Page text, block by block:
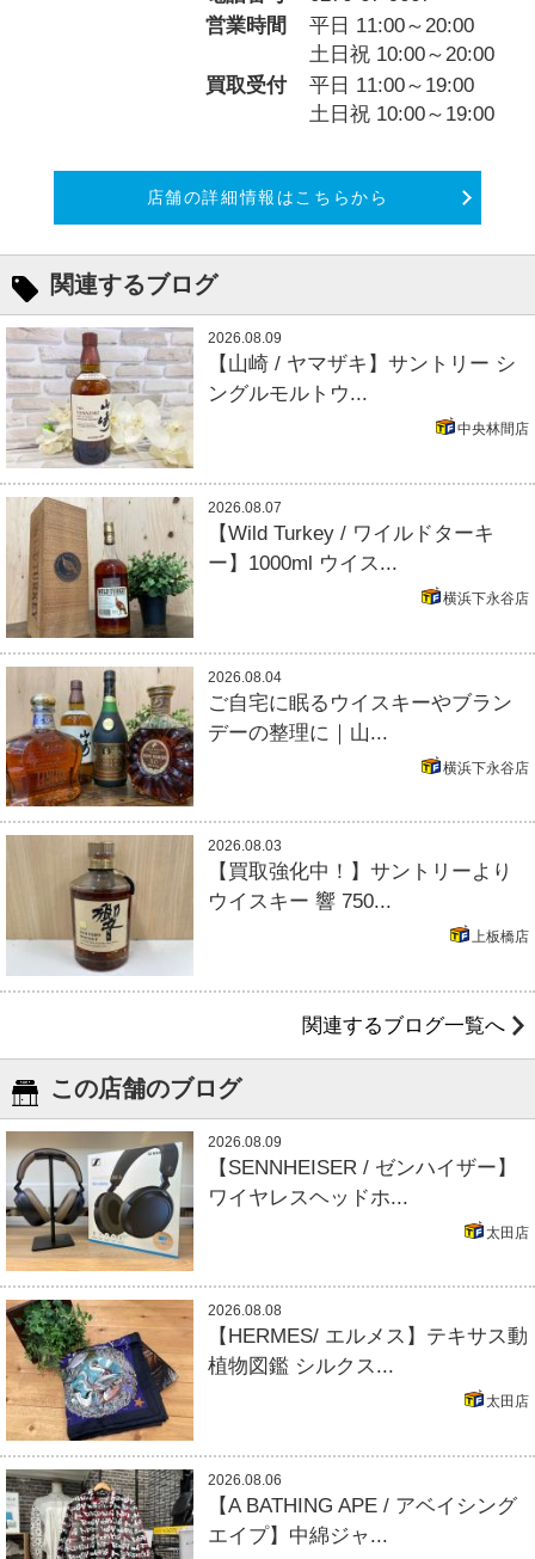
営業時間
平日 11:00～20:00
土日祝 10:00～20:00
買取受付
平日 11:00～19:00
土日祝 10:00～19:00
店舗の詳細情報はこちらから
関連するブログ
2026.08.09
【山崎 / ヤマザキ】サントリー シ
ングルモルトウ...
中央林間店
2026.08.07
【Wild Turkey / ワイルドターキ
ー】1000ml ウイス...
横浜下永谷店
2026.08.04
ご自宅に眠るウイスキーやブラン
デーの整理に｜山...
横浜下永谷店
2026.08.03
【買取強化中！】サントリーより
ウイスキー 響 750...
上板橋店
関連するブログ一覧へ
この店舗のブログ
2026.08.09
【SENNHEISER / ゼンハイザー】
ワイヤレスヘッドホ...
太田店
2026.08.08
【HERMES/ エルメス】テキサス動
植物図鑑 シルクス...
太田店
2026.08.06
【A BATHING APE / アベイシング
エイプ】中綿ジャ...